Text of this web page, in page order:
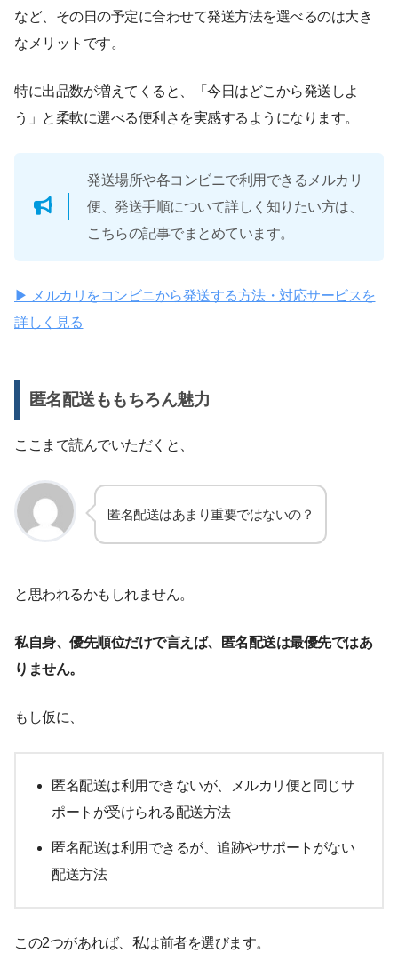
など、その日の予定に合わせて発送方法を選べるのは大き
なメリットです。
特に出品数が増えてくると、「今日はどこから発送しよ
う」と柔軟に選べる便利さを実感するようになります。
発送場所や各コンビニで利用できるメルカリ
便、発送手順について詳しく知りたい方は、
こちらの記事でまとめています。
▶︎ メルカリをコンビニから発送する方法・対応サービスを
詳しく見る
匿名配送ももちろん魅力
ここまで読んでいただくと、
匿名配送はあまり重要ではないの？
と思われるかもしれません。
私自身、優先順位だけで言えば、匿名配送は最優先ではあ
りません。
もし仮に、
匿名配送は利用できないが、メルカリ便と同じサ
ポートが受けられる配送方法
匿名配送は利用できるが、追跡やサポートがない
配送方法
この2つがあれば、私は前者を選びます。